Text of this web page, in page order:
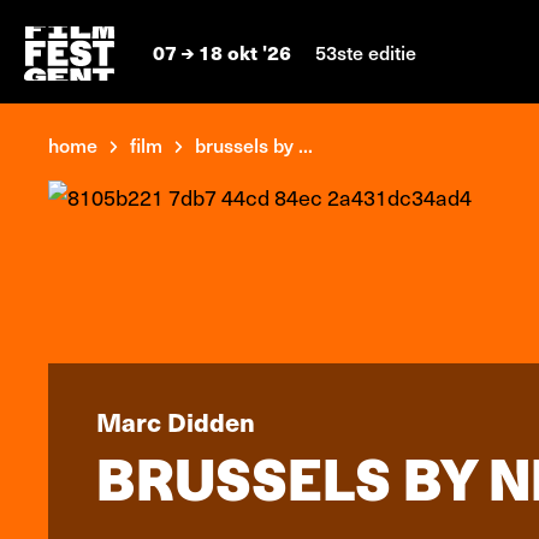
07 18 okt '26 53ste editie
home film brussels by ...
Marc Didden
BRUSSELS BY